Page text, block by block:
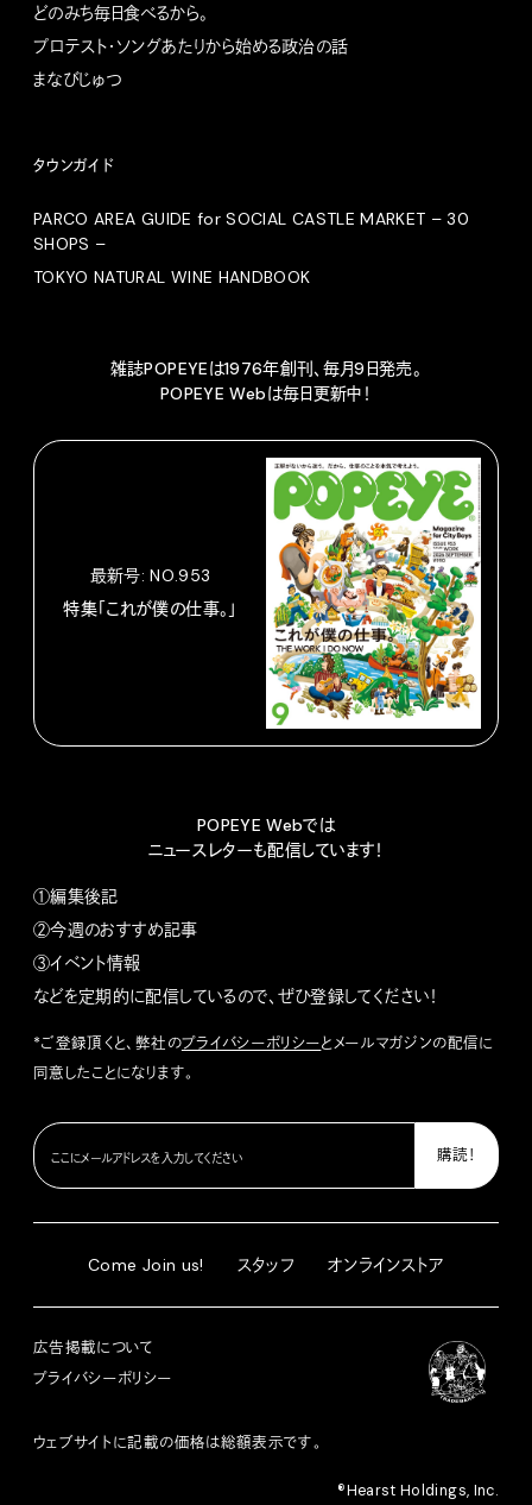
どのみち毎日食べるから。
プロテスト・ソングあたりから始める政治の話
まなびじゅつ
タウンガイド
PARCO AREA GUIDE for SOCIAL CASTLE MARKET – 30
SHOPS –
TOKYO NATURAL WINE HANDBOOK
雑誌POPEYEは1976年創刊、毎月9日発売。
POPEYE Webは毎日更新中！
最新号: NO.953
特集「これが僕の仕事。」
POPEYE Webでは
ニュースレターも配信しています！
①編集後記
②今週のおすすめ記事
③イベント情報
などを定期的に配信しているので、ぜひ登録してください！
*ご登録頂くと、弊社のプライバシーポリシーとメールマガジンの配信に
同意したことになります。
Come Join us! スタッフ オンラインストア
広告掲載について
プライバシーポリシー
ウェブサイトに記載の価格は総額表示です。
®︎Hearst Holdings, Inc.